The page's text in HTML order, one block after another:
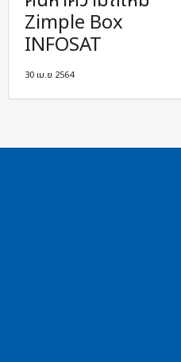
Zimple Box
INFOSAT
30 เม.ย 2564